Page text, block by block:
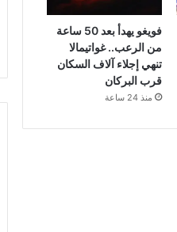
فويغو يهدأ بعد 50 ساعة
من الرعب.. غواتيمالا
تنهي إجلاء آلاف السكان
قرب البركان
منذ 24 ساعة